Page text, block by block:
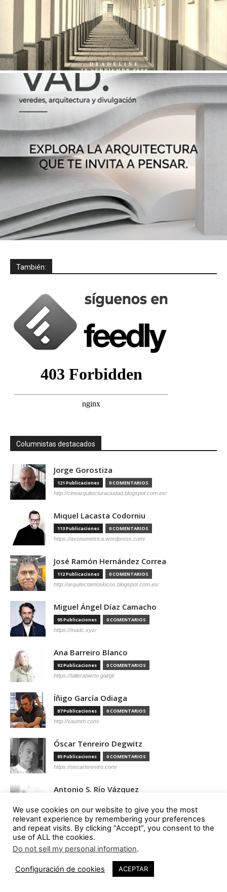
También:
Columnistas destacados
Jorge Gorostiza
121 Publicaciones 0 COMENTARIOS
http://cinearquitecturaciudad.blogspot.com.es/
Miquel Lacasta Codorniu
113 Publicaciones 0 COMENTARIOS
https://axonometrica.wordpress.com/
José Ramón Hernández Correa
112 Publicaciones 0 COMENTARIOS
http://arquitectamoslocos.blogspot.com.es/
Miguel Ángel Díaz Camacho
95 Publicaciones 0 COMENTARIOS
https://madc.xyz/
Ana Barreiro Blanco
92 Publicaciones 0 COMENTARIOS
https://tallerabierto.gal/gl/
Íñigo García Odiaga
87 Publicaciones 0 COMENTARIOS
http://vaumm.com/
Óscar Tenreiro Degwitz
85 Publicaciones 0 COMENTARIOS
https://oscartenreiro.com/
Antonio S. Río Vázquez
https://asrv.es/
Marcelo Gardinetti
56 Publicaciones 0 COMENTARIOS
José del Carmen Palacios Aguilar
We use cookies on our website to give you the most
relevant experience by remembering your preferences
and repeat visits. By clicking “Accept”, you consent to the
use of ALL the cookies.
Do not sell my personal information.
Configuración de cookies ACEPTAR